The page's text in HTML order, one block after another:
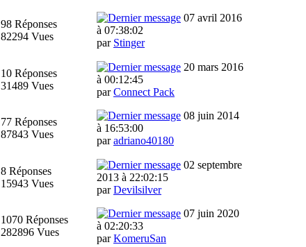
98 Réponses
82294 Vues
07 avril 2016
à 07:38:02
par Stinger
10 Réponses
31489 Vues
20 mars 2016
à 00:12:45
parConnect Pack
77 Réponses
87843 Vues
08 juin 2014
à 16:53:00
paradriano40180
8 Réponses
15943 Vues
02 septembre
2013 à 22:02:15
parDevilsilver
1070 Réponses
282896 Vues
07 juin 2020
à 02:20:33
parKomeruSan